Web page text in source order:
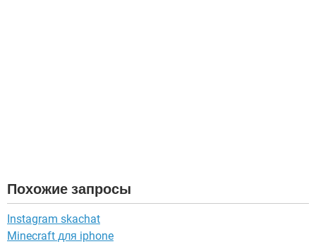
Похожие запросы
Instagram skachat
Minecraft для iphone